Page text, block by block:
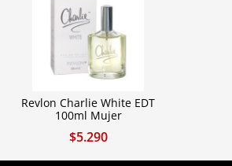
Revlon Charlie White EDT
100ml Mujer
$5.290